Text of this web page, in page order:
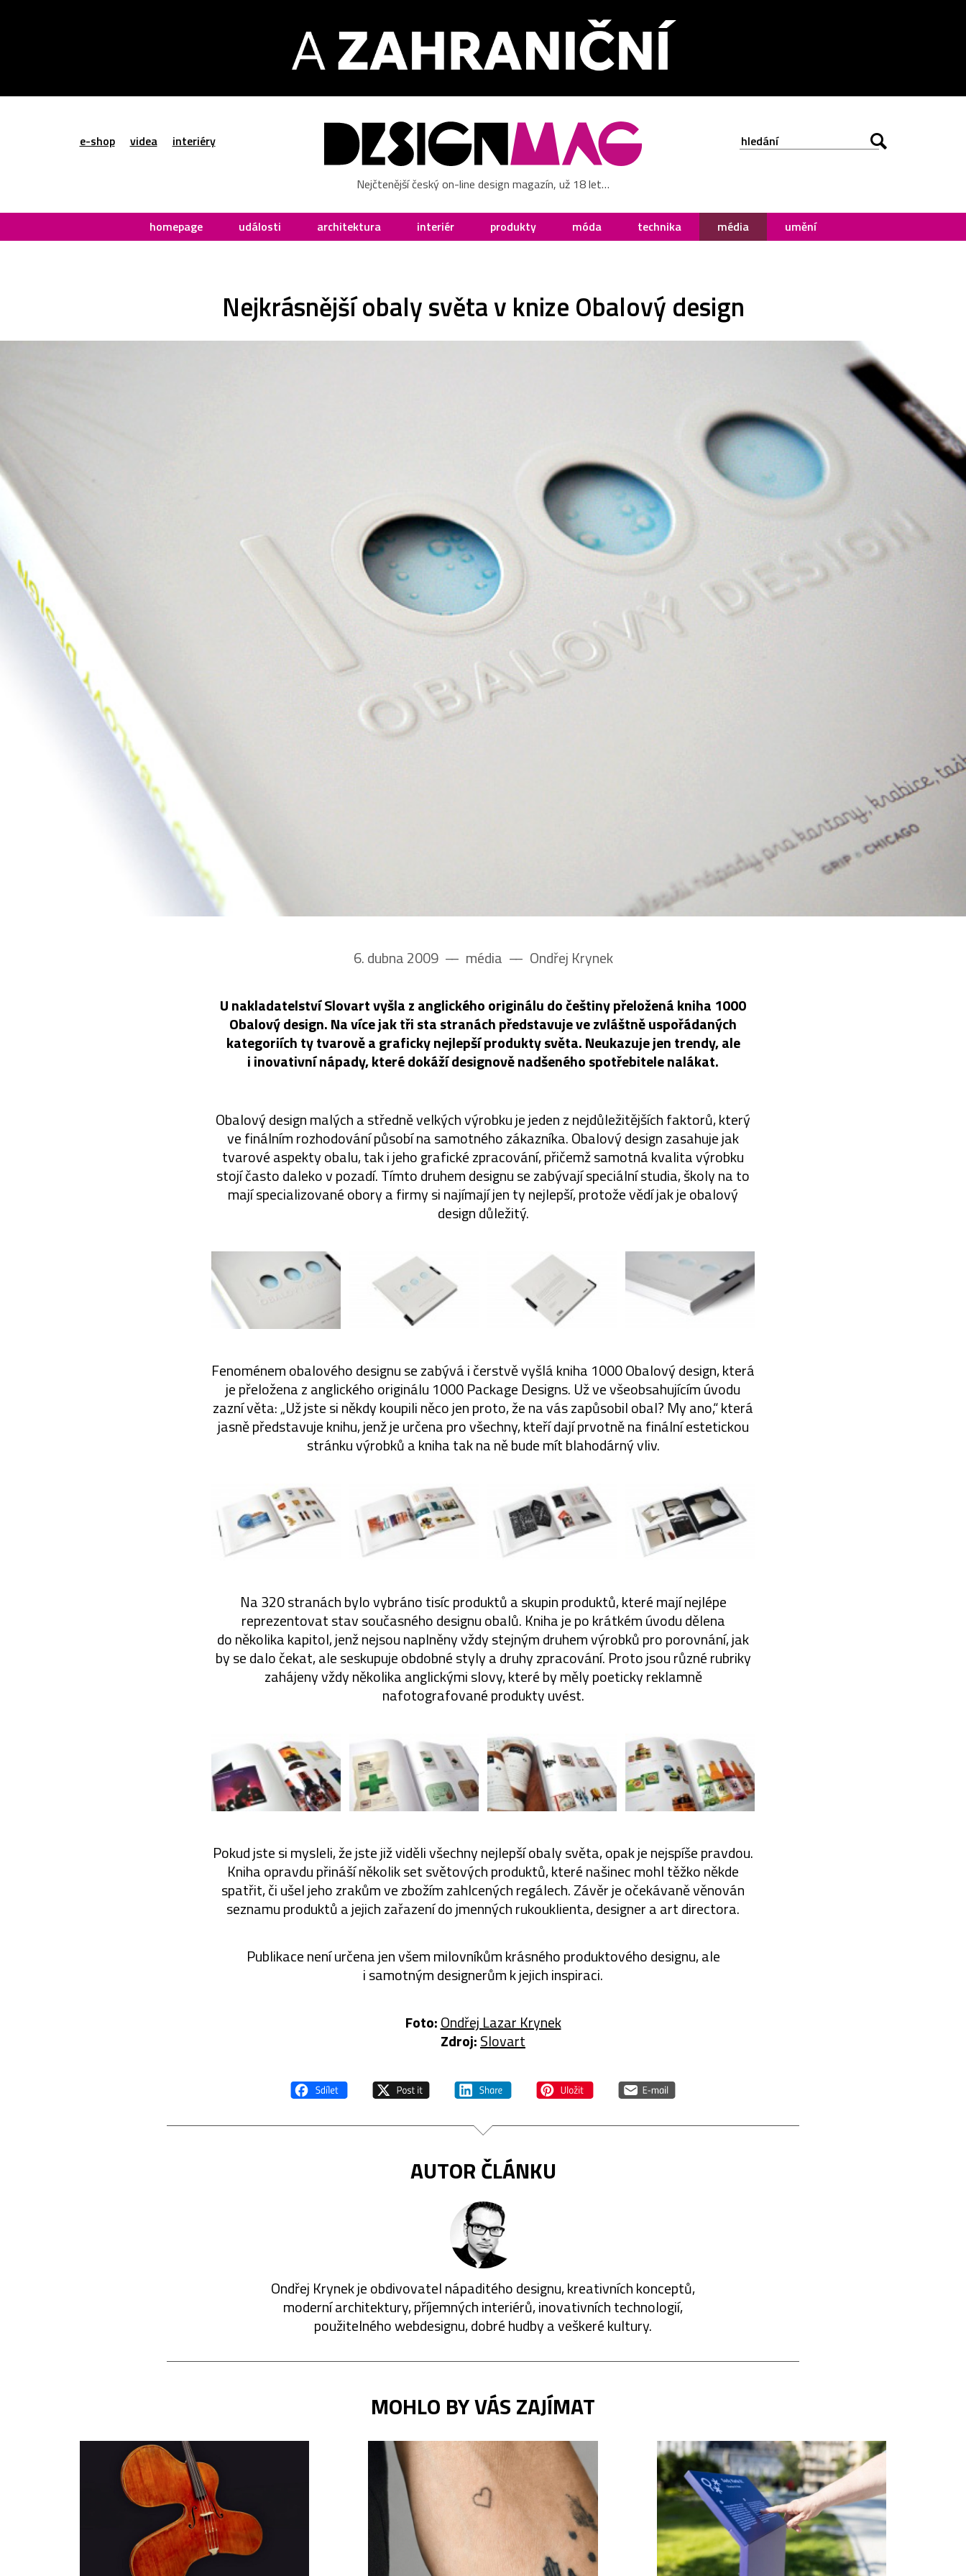
e-shop videa interiéry
Nejčtenější český on-line design magazín, už 18 let…
homepage události architektura interiér produkty móda technika média umění
Nejkrásnější obaly světa v knize Obalový design
6. dubna 2009 –– média –– Ondřej Krynek
U nakladatelství Slovart vyšla z anglického originálu do češtiny přeložená kniha 1000
Obalový design. Na více jak tři sta stranách představuje ve zvláštně uspořádaných
kategoriích ty tvarově a graficky nejlepší produkty světa. Neukazuje jen trendy, ale
i inovativní nápady, které dokáží designově nadšeného spotřebitele nalákat.
Obalový design malých a středně velkých výrobku je jeden z nejdůležitějších faktorů, který
ve finálním rozhodování působí na samotného zákazníka. Obalový design zasahuje jak
tvarové aspekty obalu, tak i jeho grafické zpracování, přičemž samotná kvalita výrobku
stojí často daleko v pozadí. Tímto druhem designu se zabývají speciální studia, školy na to
mají specializované obory a firmy si najímají jen ty nejlepší, protože vědí jak je obalový
design důležitý.
Fenoménem obalového designu se zabývá i čerstvě vyšlá kniha 1000 Obalový design, která
je přeložena z anglického originálu 1000 Package Designs. Už ve všeobsahujícím úvodu
zazní věta: „Už jste si někdy koupili něco jen proto, že na vás zapůsobil obal? My ano,“ která
jasně představuje knihu, jenž je určena pro všechny, kteří dají prvotně na finální estetickou
stránku výrobků a kniha tak na ně bude mít blahodárný vliv.
Na 320 stranách bylo vybráno tisíc produktů a skupin produktů, které mají nejlépe
reprezentovat stav současného designu obalů. Kniha je po krátkém úvodu dělena
do několika kapitol, jenž nejsou naplněny vždy stejným druhem výrobků pro porovnání, jak
by se dalo čekat, ale seskupuje obdobné styly a druhy zpracování. Proto jsou různé rubriky
zahájeny vždy několika anglickými slovy, které by měly poeticky reklamně
nafotografované produkty uvést.
Pokud jste si mysleli, že jste již viděli všechny nejlepší obaly světa, opak je nejspíše pravdou.
Kniha opravdu přináší několik set světových produktů, které našinec mohl těžko někde
spatřit, či ušel jeho zrakům ve zbožím zahlcených regálech. Závěr je očekávaně věnován
seznamu produktů a jejich zařazení do jmenných rukouklienta, designer a art directora.
Publikace není určena jen všem milovníkům krásného produktového designu, ale
i samotným designerům k jejich inspiraci.
Foto:Ondřej Lazar Krynek
Zdroj:Slovart
AUTOR ČLÁNKU
Ondřej Krynek je obdivovatel nápaditého designu, kreativních konceptů,
moderní architektury, příjemných interiérů, inovativních technologií,
použitelného webdesignu, dobré hudby a veškeré kultury.
MOHLO BY VÁS ZAJÍMAT